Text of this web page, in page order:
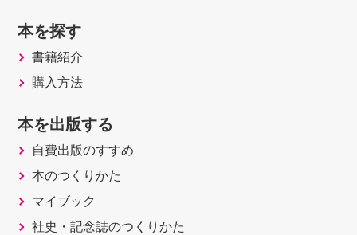
本を探す
書籍紹介
購入方法
本を出版する
自費出版のすすめ
本のつくりかた
マイブック
社史・記念誌のつくりかた